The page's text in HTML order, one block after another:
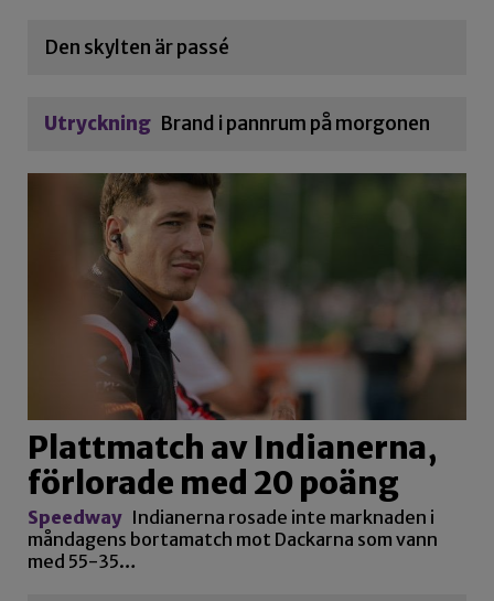
Den skylten är passé
Utryckning Brand i pannrum på morgonen
Plattmatch av Indianerna,
förlorade med 20 poäng
Speedway Indianerna rosade inte marknaden i
måndagens bortamatch mot Dackarna som vann
med 55-35…